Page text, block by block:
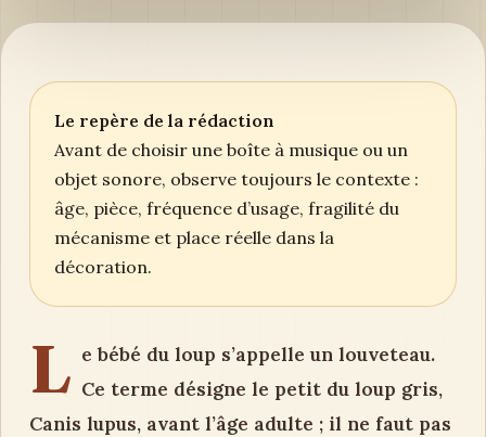
Le repère de la rédaction
Avant de choisir une boîte à musique ou un
objet sonore, observe toujours le contexte :
âge, pièce, fréquence d’usage, fragilité du
mécanisme et place réelle dans la
décoration.
L e bébé du loup s’appelle un louveteau.
Ce terme désigne le petit du loup gris,
Canis lupus, avant l’âge adulte ; il ne faut pas